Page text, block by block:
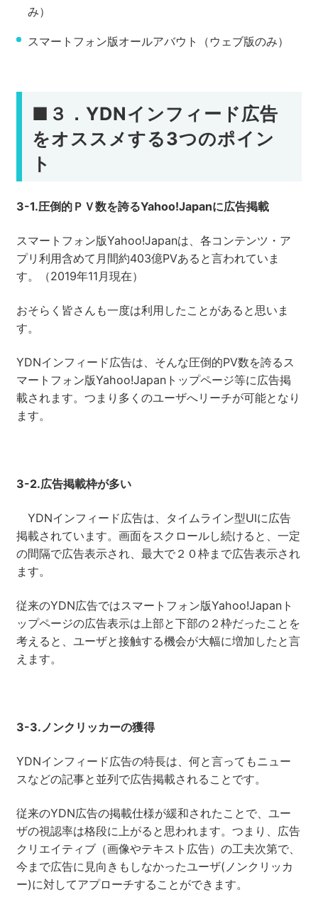
み）
スマートフォン版オールアバウト（ウェブ版のみ）
■ ３．YDNインフィード広告
をオススメする3つのポイン
ト
3-1.圧倒的ＰＶ数を誇るYahoo!Japanに広告掲載
スマートフォン版Yahoo!Japanは、各コンテンツ・ア
プリ利用含めて月間約403億PVあると言われていま
す。（2019年11月現在）
おそらく皆さんも一度は利用したことがあると思いま
す。
YDNインフィード広告は、そんな圧倒的PV数を誇るス
マートフォン版Yahoo!Japanトップページ等に広告掲
載されます。つまり多くのユーザへリーチが可能となり
ます。
3-2.広告掲載枠が多い
YDNインフィード広告は、タイムライン型UIに広告
掲載されています。画面をスクロールし続けると、一定
の間隔で広告表示され、最大で２０枠まで広告表示され
ます。
従来のYDN広告ではスマートフォン版Yahoo!Japanト
ップページの広告表示は上部と下部の２枠だったことを
考えると、ユーザと接触する機会が大幅に増加したと言
えます。
3-3. ノンクリッカーの獲得
YDNインフィード広告の特長は、何と言ってもニュー
スなどの記事と並列で広告掲載されることです。
従来のYDN広告の掲載仕様が緩和されたことで、ユー
ザの視認率は格段に上がると思われます。つまり、広告
クリエイティブ（画像やテキスト広告）の工夫次第で、
今まで広告に見向きもしなかったユーザ(ノンクリッカ
ー)に対してアプローチすることができます。